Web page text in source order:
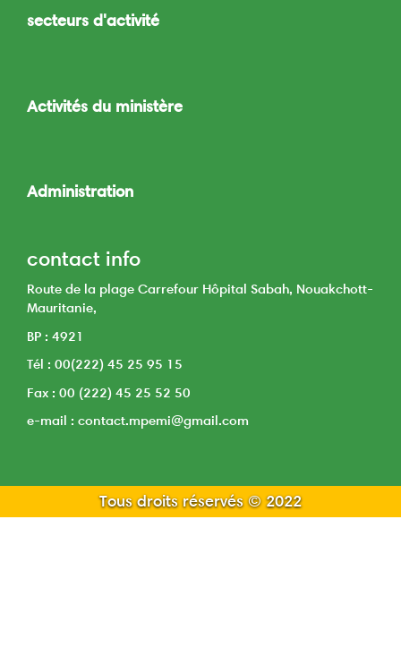
secteurs d'activité
Activités du ministère
Administration
contact info
Route de la plage Carrefour Hôpital Sabah, Nouakchott-
Mauritanie,
BP : 4921
Tél : 00(222) 45 25 95 15
Fax : 00 (222) 45 25 52 50
e-mail : contact.mpemi@gmail.com
Tous droits réservés © 2022